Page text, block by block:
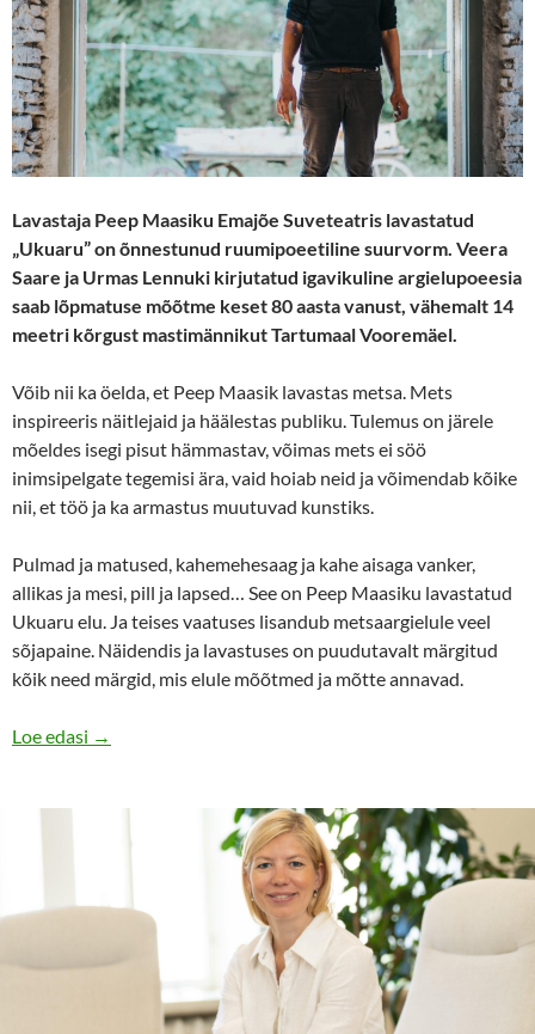
Lavastaja Peep Maasiku Emajõe Suveteatris lavastatud
„Ukuaru” on õnnestunud ruumipoeetiline suurvorm. Veera
Saare ja Urmas Lennuki kirjutatud igavikuline argielupoeesia
saab lõpmatuse mõõtme keset 80 aasta vanust, vähemalt 14
meetri kõrgust mastimännikut Tartumaal Vooremäel.
Võib nii ka öelda, et Peep Maasik lavastas metsa. Mets
inspireeris näitlejaid ja häälestas publiku. Tulemus on järele
mõeldes isegi pisut hämmastav, võimas mets ei söö
inimsipelgate tegemisi ära, vaid hoiab neid ja võimendab kõike
nii, et töö ja ka armastus muutuvad kunstiks.
Pulmad ja matused, kahemehesaag ja kahe aisaga vanker,
allikas ja mesi, pill ja lapsed… See on Peep Maasiku lavastatud
Ukuaru elu. Ja teises vaatuses lisandub metsaargielule veel
sõjapaine. Näidendis ja lavastuses on puudutavalt märgitud
kõik need märgid, mis elule mõõtmed ja mõtte annavad.
Loe edasi Ukuaru elu koos liimeistri* ja kahemehesaega
→